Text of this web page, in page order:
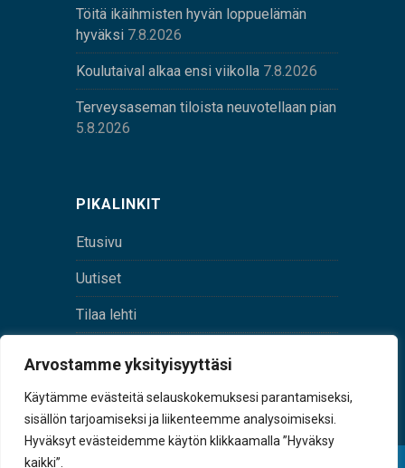
Arvostamme yksityisyyttäsi
Käytämme evästeitä selauskokemuksesi parantamiseksi,
sisällön tarjoamiseksi ja liikenteemme analysoimiseksi.
Hyväksyt evästeidemme käytön klikkaamalla ”Hyväksy
kaikki”.
Töitä ikäihmisten hyvän loppuelämän
hyväksi 7.8.2026
Koulutaival alkaa ensi viikolla 7.8.2026
Terveysaseman tiloista neuvotellaan pian
5.8.2026
PIKALINKIT
Etusivu
Uutiset
Tilaa lehti